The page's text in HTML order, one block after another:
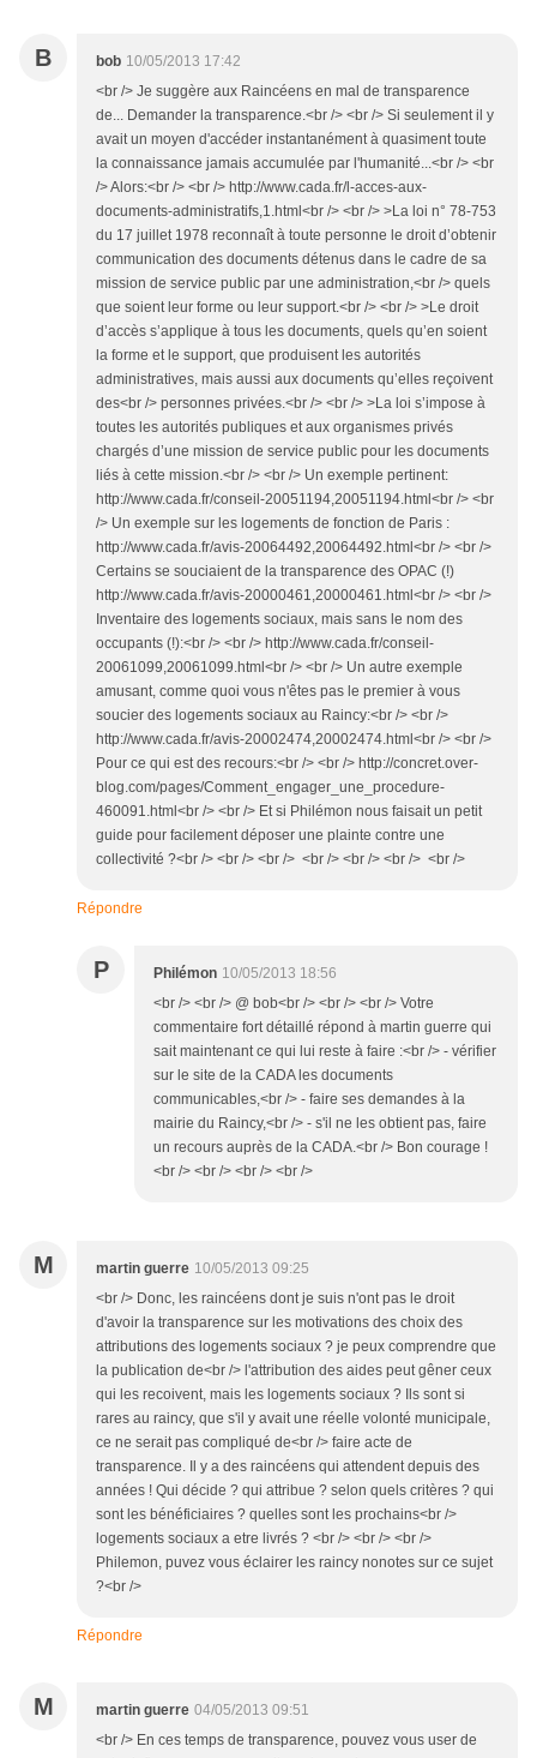
B bob 10/05/2013 17:42
<br /> Je suggère aux Raincéens en mal de transparence
de... Demander la transparence.<br /> <br /> Si seulement il y
avait un moyen d'accéder instantanément à quasiment toute
la connaissance jamais accumulée par l'humanité...<br /> <br
/> Alors:<br /> <br /> http://www.cada.fr/l-acces-aux-
documents-administratifs,1.html<br /> <br /> >La loi n° 78-753
du 17 juillet 1978 reconnaît à toute personne le droit d’obtenir
communication des documents détenus dans le cadre de sa
mission de service public par une administration,<br /> quels
que soient leur forme ou leur support.<br /> <br /> >Le droit
d’accès s’applique à tous les documents, quels qu’en soient
la forme et le support, que produisent les autorités
administratives, mais aussi aux documents qu’elles reçoivent
des<br /> personnes privées.<br /> <br /> >La loi s’impose à
toutes les autorités publiques et aux organismes privés
chargés d’une mission de service public pour les documents
liés à cette mission.<br /> <br /> Un exemple pertinent:
http://www.cada.fr/conseil-20051194,20051194.html<br /> <br
/> Un exemple sur les logements de fonction de Paris :
http://www.cada.fr/avis-20064492,20064492.html<br /> <br />
Certains se souciaient de la transparence des OPAC (!)
http://www.cada.fr/avis-20000461,20000461.html<br /> <br />
Inventaire des logements sociaux, mais sans le nom des
occupants (!):<br /> <br /> http://www.cada.fr/conseil-
20061099,20061099.html<br /> <br /> Un autre exemple
amusant, comme quoi vous n'êtes pas le premier à vous
soucier des logements sociaux au Raincy:<br /> <br />
http://www.cada.fr/avis-20002474,20002474.html<br /> <br />
Pour ce qui est des recours:<br /> <br /> http://concret.over-
blog.com/pages/Comment_engager_une_procedure-
460091.html<br /> <br /> Et si Philémon nous faisait un petit
guide pour facilement déposer une plainte contre une
collectivité ?<br /> <br /> <br /> <br /> <br /> <br /> <br />
Répondre
P Philémon 10/05/2013 18:56
<br /> <br /> @ bob<br /> <br /> <br /> Votre
commentaire fort détaillé répond à martin guerre qui
sait maintenant ce qui lui reste à faire :<br /> - vérifier
sur le site de la CADA les documents
communicables,<br /> - faire ses demandes à la
mairie du Raincy,<br /> - s'il ne les obtient pas, faire
un recours auprès de la CADA.<br /> Bon courage !
<br /> <br /> <br /> <br />
M martin guerre 10/05/2013 09:25
<br /> Donc, les raincéens dont je suis n'ont pas le droit
d'avoir la transparence sur les motivations des choix des
attributions des logements sociaux ? je peux comprendre que
la publication de<br /> l'attribution des aides peut gêner ceux
qui les recoivent, mais les logements sociaux ? Ils sont si
rares au raincy, que s'il y avait une réelle volonté municipale,
ce ne serait pas compliqué de<br /> faire acte de
transparence. Il y a des raincéens qui attendent depuis des
années ! Qui décide ? qui attribue ? selon quels critères ? qui
sont les bénéficiaires ? quelles sont les prochains<br />
logements sociaux a etre livrés ? <br /> <br /> <br />
Philemon, puvez vous éclairer les raincy nonotes sur ce sujet
?<br />
Répondre
M martin guerre 04/05/2013 09:51
<br /> En ces temps de transparence, pouvez vous user de